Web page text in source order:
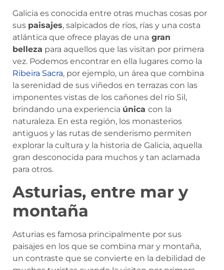
Galicia es conocida entre otras muchas cosas por
sus paisajes, salpicados de ríos, rías y una costa
atlántica que ofrece playas de una gran
belleza para aquellos que las visitan por primera
vez. Podemos encontrar en ella lugares como la
Ribeira Sacra, por ejemplo, un área que combina
la serenidad de sus viñedos en terrazas con las
imponentes vistas de los cañones del río Sil,
brindando una experiencia única con la
naturaleza. En esta región, los monasterios
antiguos y las rutas de senderismo permiten
explorar la cultura y la historia de Galicia, aquella
gran desconocida para muchos y tan aclamada
para otros.
Asturias, entre mar y
montaña
Asturias es famosa principalmente por sus
paisajes en los que se combina mar y montaña,
un contraste que se convierte en la debilidad de